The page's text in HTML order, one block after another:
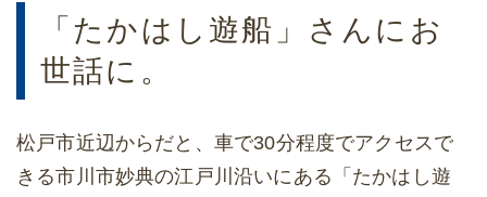
「たかはし遊船」さんにお
世話に。
松戸市近辺からだと、車で30分程度でアクセスで
きる市川市妙典の江戸川沿いにある「たかはし遊